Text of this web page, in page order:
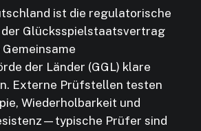
ist die regulatorische
der Glücksspielstaatsvertrag
der Länder (GGL) klare
Externe Prüfstellen testen
Wiederholbarkeit und
Prüfer sind